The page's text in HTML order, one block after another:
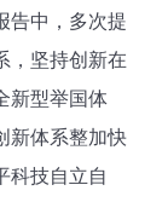
告中，多次提
，坚持创新在
新型举国体
新体系整加快
科技自立自